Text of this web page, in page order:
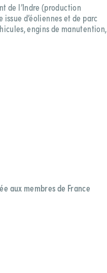
de l’Indre (production
d’éoliennes et de parc
engins de manutention,
aux membres de France